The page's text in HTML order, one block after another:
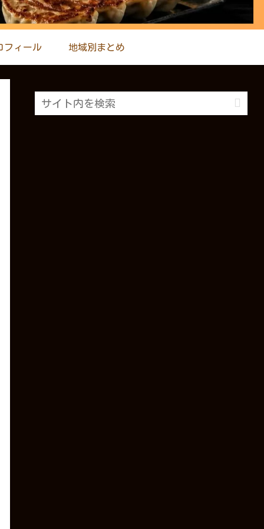
フィール 地域別まとめ